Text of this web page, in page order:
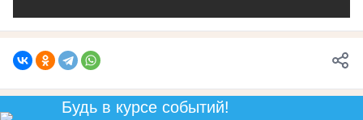
Будь в курсе событий!